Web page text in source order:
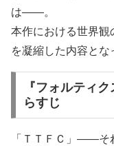
は――。
本作における世界観
を凝縮した内容とな
『フォルティ
らすじ
「ＴＴＦＣ」――そ